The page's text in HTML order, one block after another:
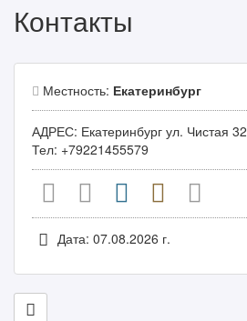
Контакты
Местность: Екатеринбург
АДРЕС: Екатеринбург ул. Чистая 32
Тел: +79221455579
Дата: 07.08.2026 г.